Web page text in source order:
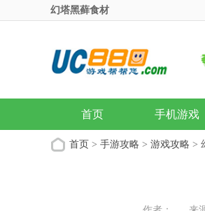
幻塔黑藓食材
首页 手机游戏
首页 > 手游攻略 > 游戏攻略 >